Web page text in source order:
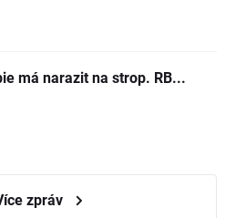
má narazit na strop. RB...
zpráv